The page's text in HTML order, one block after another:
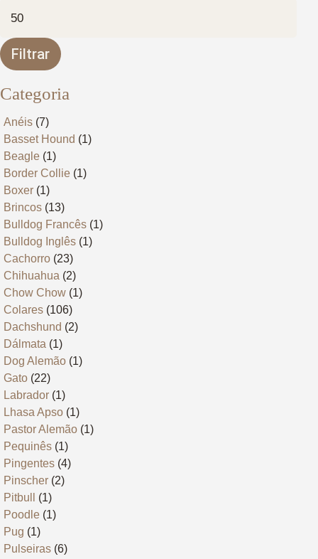
máximo
Filtrar
Categoria
Anéis (7)
Basset Hound (1)
Beagle (1)
Border Collie (1)
Boxer (1)
Brincos (13)
Bulldog Francês (1)
Bulldog Inglês (1)
Cachorro (23)
Chihuahua (2)
Chow Chow (1)
Colares (106)
Dachshund (2)
Dálmata (1)
Dog Alemão (1)
Gato (22)
Labrador (1)
Lhasa Apso (1)
Pastor Alemão (1)
Pequinês (1)
Pingentes (4)
Pinscher (2)
Pitbull
(1)
Poodle (1)
Pug (1)
Pulseiras (6)